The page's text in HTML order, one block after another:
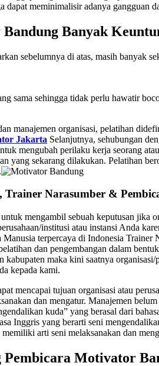
dapat meminimalisir adanya gangguan
Banyak
sebelumnya di atas, masih banyak
sama sehingga tidak perlu hawatir
manajemen organisasi, pelatihan
Jakarta Selanjutnya, sehubungan
mengubah perilaku kerja seorang
yang sekarang dilakukan. Pelatihan
Narasumber &
mengambil sebuah keputusan jika
institusi atau instansi Anda
terpercaya di Indonesia
dan pengembangan dalam
maka kini saatnya
kepada kami.
mencapai tujuan organisasi atau
dan mengatur. Manajemen
kuda” yang berasal dari
Inggris yang berarti seni
arti seni melaksanakan dan
Motivator